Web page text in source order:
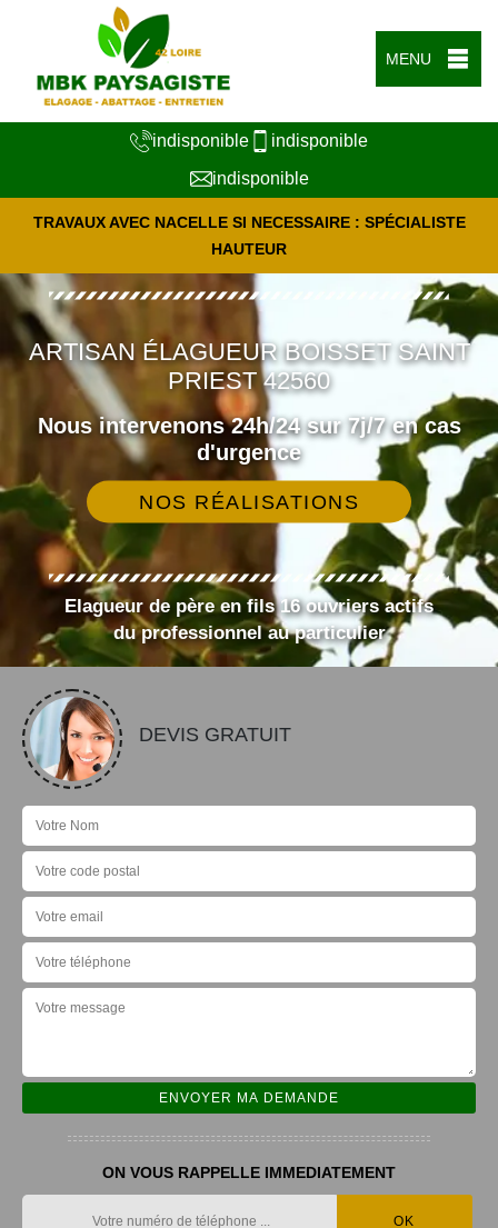
MENU
indisponible
indisponible
indisponible
TRAVAUX AVEC NACELLE SI NECESSAIRE : SPÉCIALISTE
HAUTEUR
ARTISAN ÉLAGUEUR BOISSET SAINT
PRIEST 42560
Nous intervenons 24h/24 sur 7j/7 en cas
d'urgence
NOS RÉALISATIONS
Elagueur de père en fils 16 ouvriers actifs
du professionnel au particulier
DEVIS GRATUIT
ON VOUS RAPPELLE IMMEDIATEMENT